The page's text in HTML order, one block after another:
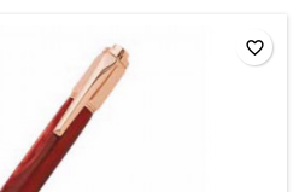
favorite_border